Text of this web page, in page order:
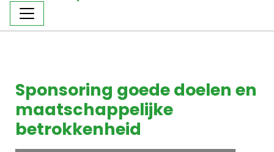
Sponsoring goede doelen en
maatschappelijke
betrokkenheid